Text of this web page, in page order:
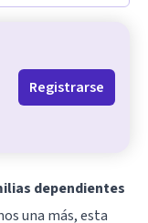
Registrarse
dependientes
una más, esta